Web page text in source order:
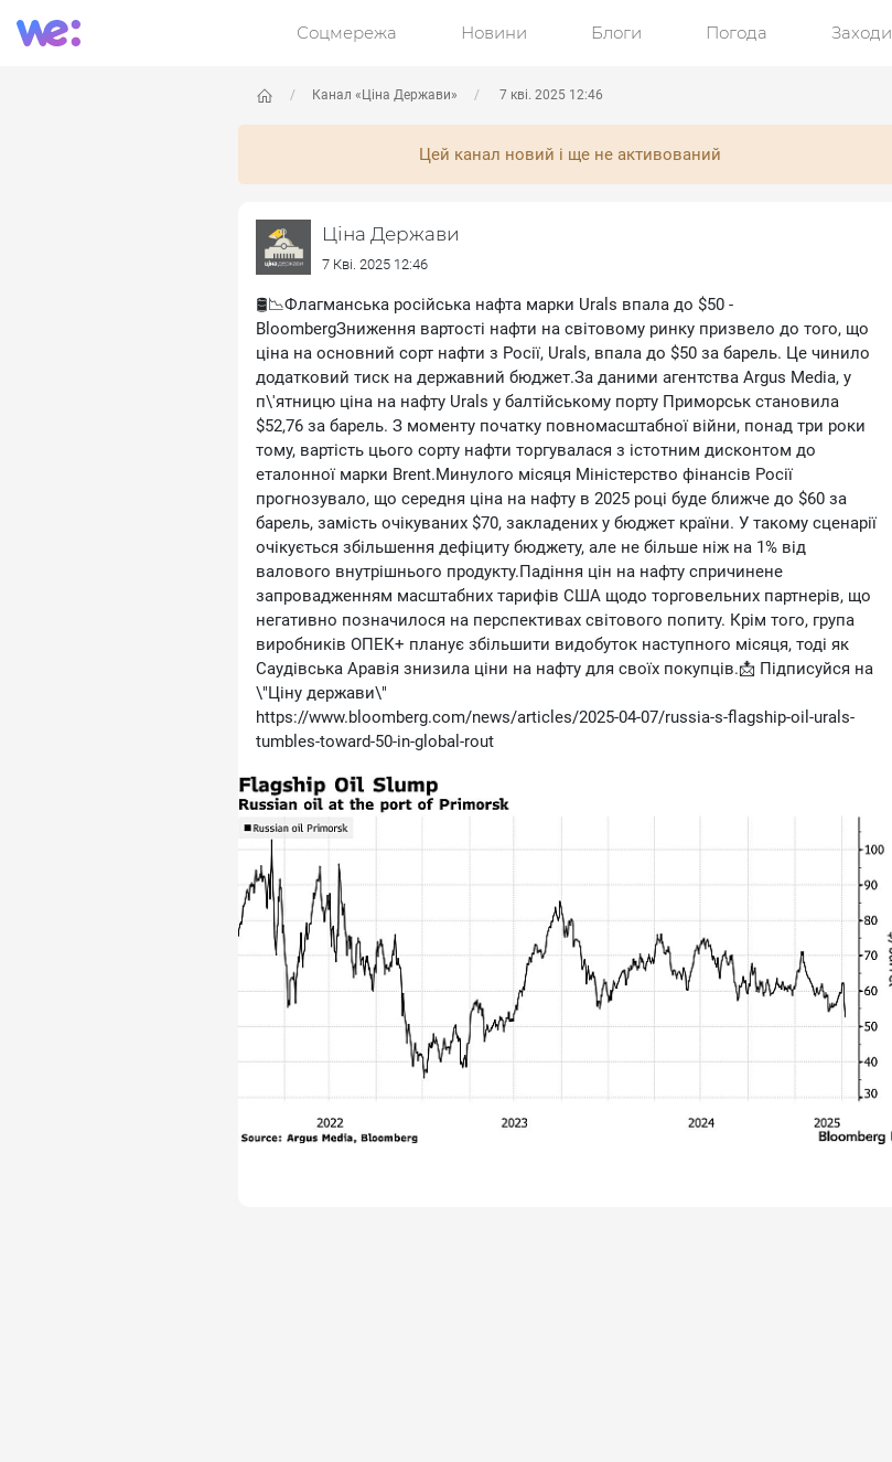
Соцмережа Новини Блоги Погода Заходи
Канал «Ціна Держави» 7 кві. 2025 12:46
Цей канал новий і ще не активований
Ціна Держави
7 Кві. 2025 12:46
🛢📉Флагманська російська нафта марки Urals впала до $50 -
BloombergЗниження вартості нафти на світовому ринку призвело до того, що
ціна на основний сорт нафти з Росії, Urals, впала до $50 за барель. Це чинило
додатковий тиск на державний бюджет.За даними агентства Argus Media, у
п\'ятницю ціна на нафту Urals у балтійському порту Приморськ становила
$52,76 за барель. З моменту початку повномасштабної війни, понад три роки
тому, вартість цього сорту нафти торгувалася з істотним дисконтом до
еталонної марки Brent.Минулого місяця Міністерство фінансів Росії
прогнозувало, що середня ціна на нафту в 2025 році буде ближче до $60 за
барель, замість очікуваних $70, закладених у бюджет країни. У такому сценарії
очікується збільшення дефіциту бюджету, але не більше ніж на 1% від
валового внутрішнього продукту.Падіння цін на нафту спричинене
запровадженням масштабних тарифів США щодо торговельних партнерів, що
негативно позначилося на перспективах світового попиту. Крім того, група
виробників ОПЕК+ планує збільшити видобуток наступного місяця, тоді як
Саудівська Аравія знизила ціни на нафту для своїх покупців.📩 Підписуйся на
\"Ціну держави\"
https://www.bloomberg.com/news/articles/2025-04-07/russia-s-flagship-oil-urals-
tumbles-toward-50-in-global-rout